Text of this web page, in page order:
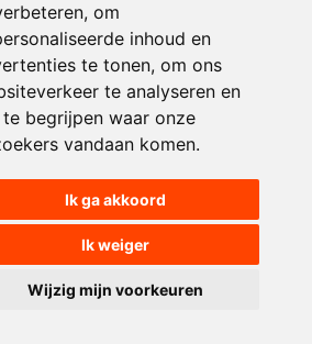
om
inhoud en
te tonen, om ons
te analyseren en
begrijpen waar onze
vandaan komen.
Ik ga akkoord
Ik weiger
Wijzig mijn voorkeuren
3